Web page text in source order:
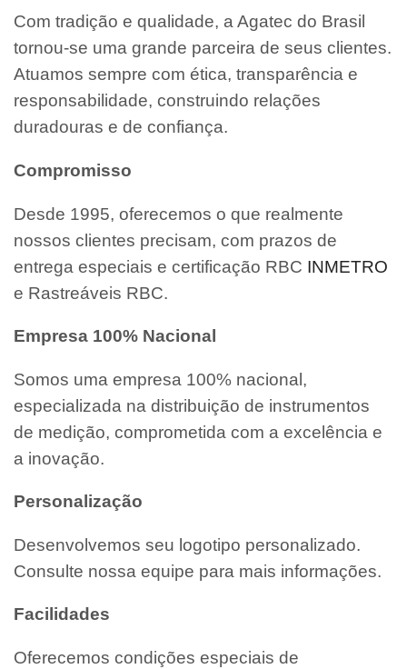
Com tradição e qualidade, a Agatec do Brasil
tornou-se uma grande parceira de seus clientes.
Atuamos sempre com ética, transparência e
responsabilidade, construindo relações
duradouras e de confiança.
Compromisso
Desde 1995, oferecemos o que realmente
nossos clientes precisam, com prazos de
entrega especiais e certificação RBC INMETRO
e Rastreáveis RBC.
Empresa 100% Nacional
Somos uma empresa 100% nacional,
especializada na distribuição de instrumentos
de medição, comprometida com a excelência e
a inovação.
Personalização
Desenvolvemos seu logotipo personalizado.
Consulte nossa equipe para mais informações.
Facilidades
Oferecemos condições especiais de